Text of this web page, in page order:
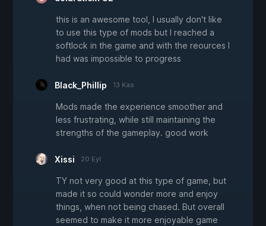
this is an awesome tool, I usually don't like
to use this type of mods but I reached a
softlock in the game and with the reources I
had was impossible to progress
Black_Phillip 13 Kas
Mods made the experience smoother and
less frustrating, while still maintaining the
strengths of the gameplay. good work
Xissi 20 Eyl
TY not very good at this type of game, but
made it so could wonder more and enjoy
things, when not being chased. But overall
seemed to make it more enjoyable game